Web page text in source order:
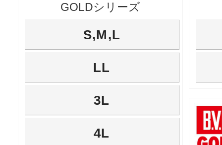
GOLDシリーズ
S,M,L
LL
3L
4L